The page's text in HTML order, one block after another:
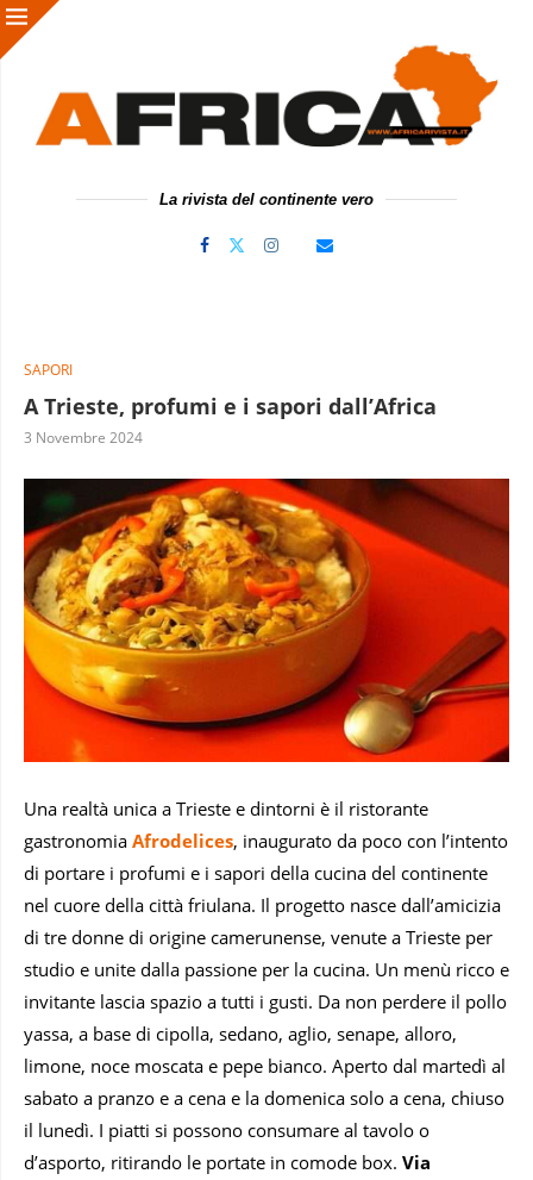
La rivista del continente vero
SAPORI
A Trieste, profumi e i sapori dall’Africa
3 Novembre 2024
Una realtà unica a Trieste e dintorni è il ristorante
gastronomia Afrodelices, inaugurato da poco con l’intento
di portare i profumi e i sapori della cucina del continente
nel cuore della città friulana. Il progetto nasce dall’amicizia
di tre donne di origine camerunense, venute a Trieste per
studio e unite dalla passione per la cucina. Un menù ricco e
invitante lascia spazio a tutti i gusti. Da non perdere il pollo
yassa, a base di cipolla, sedano, aglio, senape, alloro,
limone, noce moscata e pepe bianco. Aperto dal martedì al
sabato a pranzo e a cena e la domenica solo a cena, chiuso
il lunedì. I piatti si possono consumare al tavolo o
d’asporto, ritirando le portate in comode box. Via